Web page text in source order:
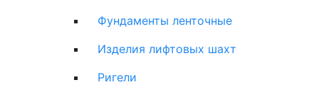
Фундаменты ленточные
Изделия лифтовых шахт
Ригели